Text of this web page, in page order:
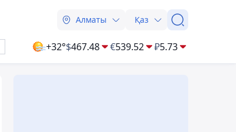
Алматы Қаз
+32°$467.48 €539.52 ₽5.73